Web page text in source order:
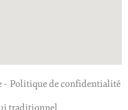
– Politique de confidentialité